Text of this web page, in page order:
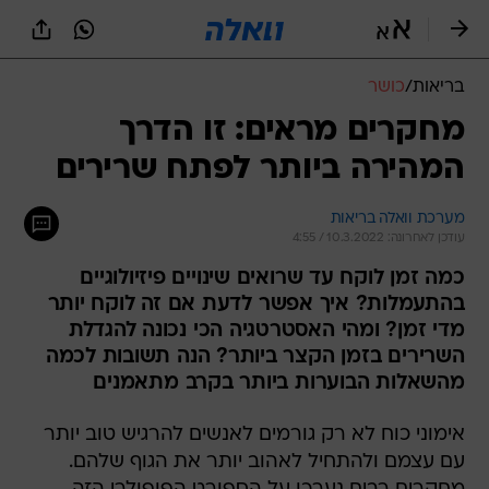
בריאות/כושר
מחקרים מראים: זו הדרך
המהירה ביותר לפתח שרירים
מערכת וואלה בריאות
עודכן לאחרונה: 10.3.2022 / 4:55
כמה זמן לוקח עד שרואים שינויים פיזיולוגיים
בהתעמלות? איך אפשר לדעת אם זה לוקח יותר
מדי זמן? ומהי האסטרטגיה הכי נכונה להגדלת
השרירים בזמן הקצר ביותר? הנה תשובות לכמה
מהשאלות הבוערות ביותר בקרב מתאמנים
אימוני כוח לא רק גורמים לאנשים להרגיש טוב יותר
עם עצמם ולהתחיל לאהוב יותר את הגוף שלהם.